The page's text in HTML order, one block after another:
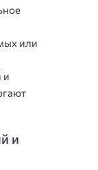
или
и
и